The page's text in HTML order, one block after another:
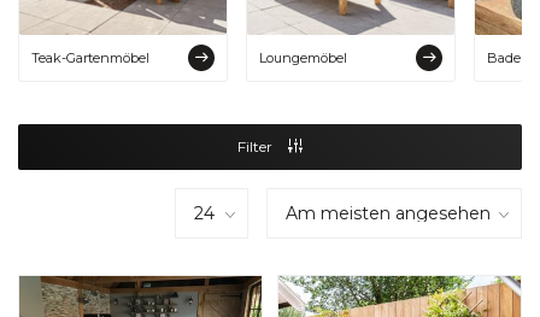
Teak-Gartenmöbel Loungemöbel
Filter